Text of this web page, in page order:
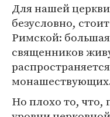
Для нашей
безусловно,
Римской:
священников
Но плохо то, что,